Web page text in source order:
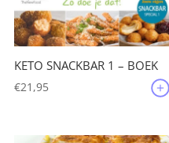
KETO SNACKBAR 1 – BOEK
€21,95